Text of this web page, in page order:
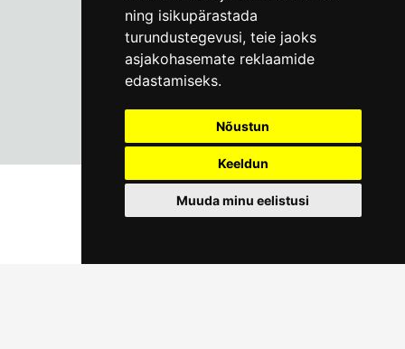
ning isikupärastada
turundustegevusi, teie jaoks
asjakohasemate reklaamide
edastamiseks.
Nõustun
Keeldun
Muuda minu eelistusi